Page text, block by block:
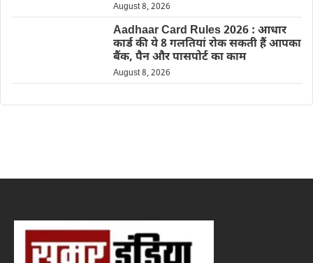
August 8, 2026
Aadhaar Card Rules 2026 : आधार
कार्ड की ये 8 गलतियां रोक सकती हैं आपका
बैंक, पैन और पासपोर्ट का काम
August 8, 2026